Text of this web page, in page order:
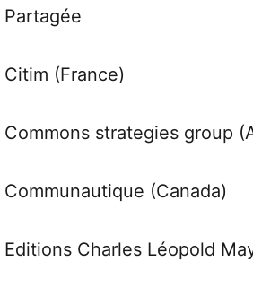
Partagée
Citim (France)
Commons strategies group
Communautique (Canada)
Editions Charles Léopold